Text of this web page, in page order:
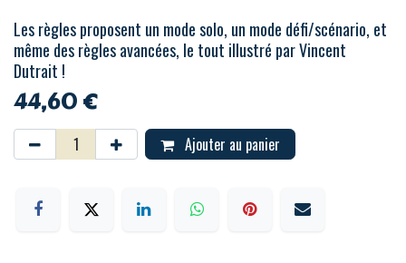
Les règles proposent un mode solo, un mode défi/scénario, et
même des règles avancées, le tout illustré par Vincent
Dutrait !
44,60€
Ajouter au panier